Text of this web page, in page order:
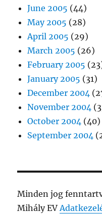
June 2005 (44)
May 2005 (28)
April 2005 (29)
March 2005 (26)
February 2005
January 2005 (31)
December 2004
November 2004
October 2004 (40)
September 2004
Minden jog
Mihály EV